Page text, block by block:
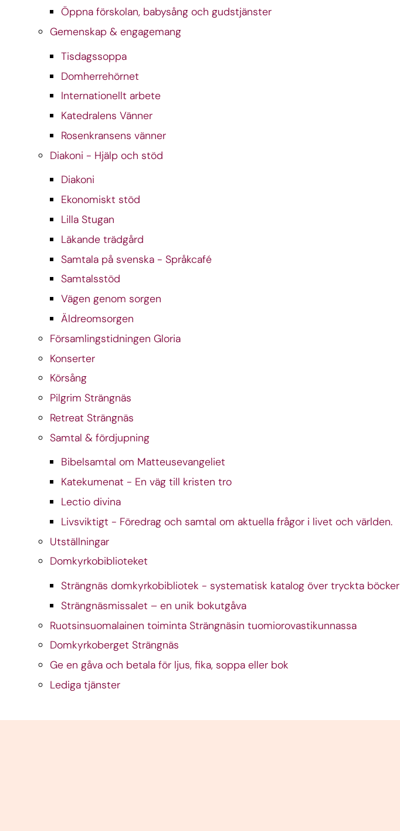
Öppna förskolan, babysång och gudstjänster
Gemenskap & engagemang
Tisdagssoppa
Domherrehörnet
Internationellt arbete
Katedralens Vänner
Rosenkransens vänner
Diakoni - Hjälp och stöd
Diakoni
Ekonomiskt stöd
Lilla Stugan
Läkande trädgård
Samtala på svenska - Språkcafé
Samtalsstöd
Vägen genom sorgen
Äldreomsorgen
Församlingstidningen Gloria
Konserter
Körsång
Pilgrim Strängnäs
Retreat Strängnäs
Samtal & fördjupning
Bibelsamtal om Matteusevangeliet
Katekumenat - En väg till kristen tro
Lectio divina
Livsviktigt - Föredrag och samtal om aktuella frågor i livet och världen.
Utställningar
Domkyrkobiblioteket
Strängnäs domkyrkobibliotek - systematisk katalog över tryckta böcker
Strängnäsmissalet – en unik bokutgåva
Ruotsinsuomalainen toiminta Strängnäsin tuomiorovastikunnassa
Domkyrkoberget Strängnäs
Ge en gåva och betala för ljus, fika, soppa eller bok
Lediga tjänster